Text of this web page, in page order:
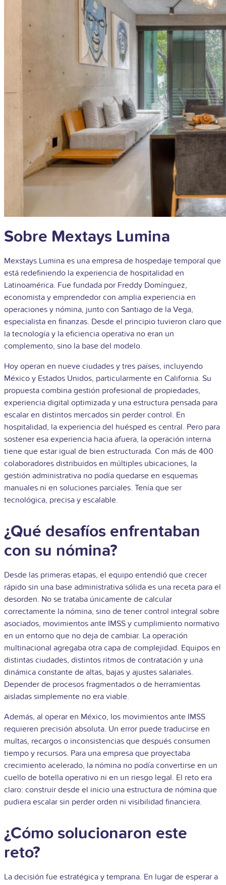
Sobre Mextays Lumina
Mexstays Lumina es una empresa de hospedaje temporal que
está redefiniendo la experiencia de hospitalidad en
Latinoamérica. Fue fundada por Freddy Domínguez,
economista y emprendedor con amplia experiencia en
operaciones y nómina, junto con Santiago de la Vega,
especialista en finanzas. Desde el principio tuvieron claro que
la tecnología y la eficiencia operativa no eran un
complemento, sino la base del modelo.
Hoy operan en nueve ciudades y tres países, incluyendo
México y Estados Unidos, particularmente en California. Su
propuesta combina gestión profesional de propiedades,
experiencia digital optimizada y una estructura pensada para
escalar en distintos mercados sin perder control. En
hospitalidad, la experiencia del huésped es central. Pero para
sostener esa experiencia hacia afuera, la operación interna
tiene que estar igual de bien estructurada. Con más de 400
colaboradores distribuidos en múltiples ubicaciones, la
gestión administrativa no podía quedarse en esquemas
manuales ni en soluciones parciales. Tenía que ser
tecnológica, precisa y escalable.
¿Qué desafíos enfrentaban
con su nómina?
Desde las primeras etapas, el equipo entendió que crecer
rápido sin una base administrativa sólida es una receta para el
desorden. No se trataba únicamente de calcular
correctamente la nómina, sino de tener control integral sobre
asociados, movimientos ante IMSS y cumplimiento normativo
en un entorno que no deja de cambiar. La operación
multinacional agregaba otra capa de complejidad. Equipos en
distintas ciudades, distintos ritmos de contratación y una
dinámica constante de altas, bajas y ajustes salariales.
Depender de procesos fragmentados o de herramientas
aisladas simplemente no era viable.
Además, al operar en México, los movimientos ante IMSS
requieren precisión absoluta. Un error puede traducirse en
multas, recargos o inconsistencias que después consumen
tiempo y recursos. Para una empresa que proyectaba
crecimiento acelerado, la nómina no podía convertirse en un
cuello de botella operativo ni en un riesgo legal. El reto era
claro: construir desde el inicio una estructura de nómina que
pudiera escalar sin perder orden ni visibilidad financiera.
¿Cómo solucionaron este
reto?
La decisión fue estratégica y temprana. En lugar de esperar a